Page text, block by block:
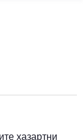
хазартни